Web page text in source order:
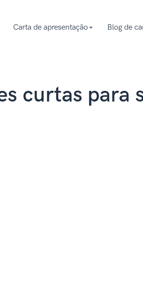
Carta de apresentação Blog de
curtas para